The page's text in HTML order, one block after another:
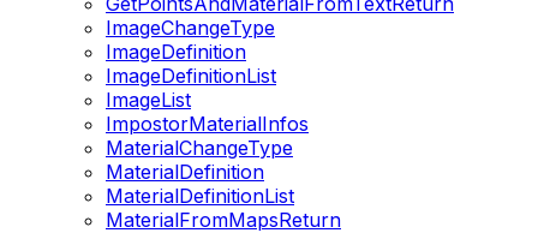
ImageChangeType
ImageDefinition
ImageDefinitionList
ImageList
ImpostorMaterialInfos
MaterialChangeType
MaterialDefinition
MaterialDefinitionList
MaterialFromMapsReturn